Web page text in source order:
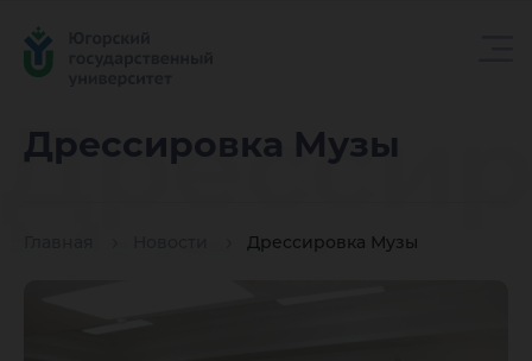
Дрессировка Музы
Дрессировка Музы
Музы